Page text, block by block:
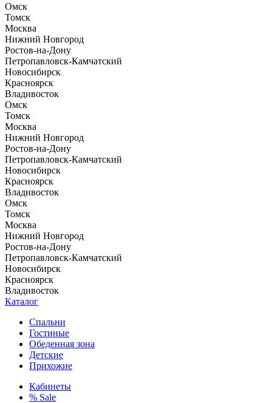
Омск
Томск
Москва
Нижний Новгород
Ростов-на-Дону
Петропавловск-Камчатский
Новосибирск
Красноярск
Владивосток
Омск
Томск
Москва
Нижний Новгород
Ростов-на-Дону
Петропавловск-Камчатский
Новосибирск
Красноярск
Владивосток
Омск
Томск
Москва
Нижний Новгород
Ростов-на-Дону
Петропавловск-Камчатский
Новосибирск
Красноярск
Владивосток
Каталог
Спальни
Гостиные
Обеденная зона
Детские
Прихожие
Кабинеты
% Sale